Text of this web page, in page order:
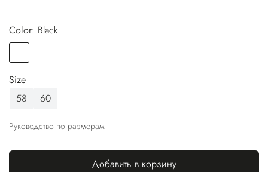
Color:
black
Size
58
60
Руководство по размерам
Добавить в корзину